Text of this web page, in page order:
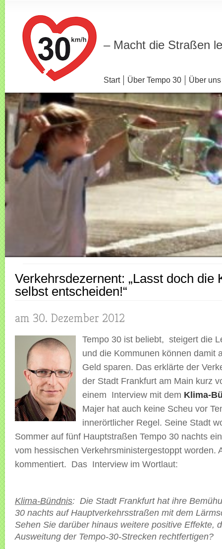
– Macht die Straßen
Start Über Tempo 30 Über uns
Verkehrsdezernent: „Lasst doch die
selbst entscheiden!“
am 30. Dezember 2012
Tempo 30 ist beliebt, steigert die
und die Kommunen können damit
Geld sparen. Das erklärte der
der Stadt Frankfurt am Main kurz
einem Interview mit dem Klima-
Majer hat auch keine Scheu vor
innerörtlicher Regel. Seine Stadt
Sommer auf fünf Hauptstraßen Tempo 30 nachts
vom hessischen Verkehrsministergestoppt worden.
kommentiert. Das Interview im Wortlaut:
Klima-Bündnis: Die Stadt Frankfurt hat ihre
30 nachts auf Hauptverkehrsstraßen mit dem
Sehen Sie darüber hinaus weitere positive Effekte,
Ausweitung der Tempo-30-Strecken rechtfertigen?